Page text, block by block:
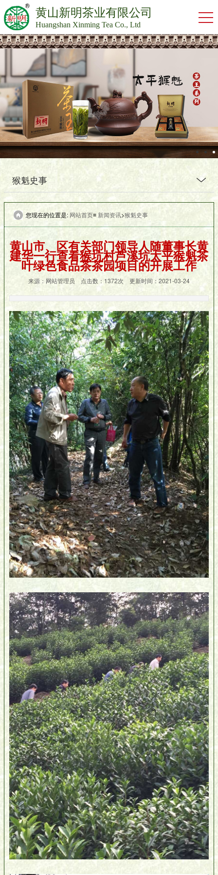
黄山新明茶业有限公司
Huangshan Xinming Tea Co., Ltd
猴魁史事
您现在的位置是: 网站首页≡ 新闻资讯>猴魁史事
黄山市、区有关部门领导人随董事长黄
建华一行查看猴坑村芦溪坑太平猴魁茶
叶绿色食品茶茶园项目的开展工作
来源：网站管理员 点击数： 1372次 更新时间：2021-03-24